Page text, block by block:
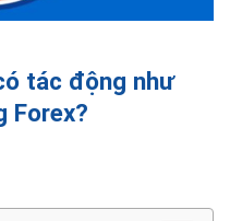
tác động như
Forex?